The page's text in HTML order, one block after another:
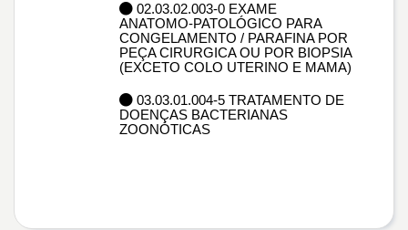
02.03.02.003-0 EXAME
ANATOMO-PATOLÓGICO PARA
CONGELAMENTO / PARAFINA POR
PEÇA CIRURGICA OU POR BIOPSIA
(EXCETO COLO UTERINO E MAMA)
03.03.01.004-5 TRATAMENTO DE
DOENÇAS BACTERIANAS
ZOONÓTICAS